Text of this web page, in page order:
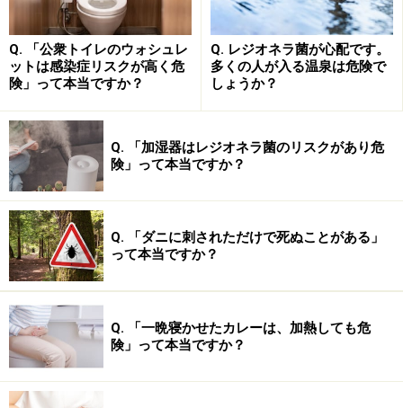
長く続く高熱から微熱まで様々な発熱
吐き気
です。リンパ節腫脹は主にネコにひっかかれた部分に近
いリンパ節です。手なら脇のあるリンパ節、足なら足の
付け根、鼠径部です。猫に引っかかれて傷になった部分
は3～10日で盛り上がった湿疹である丘疹、水をもった
水疱になったり、化膿することがあります。
これらの症状、特にリンパ節の腫れや痛みは数週間から
数カ月と長く続きます。適切に診断を受けた上で、治療
することが望ましいです。免疫不全のある人の場合、重
症化するリスクもあります。
Q. 「公衆トイレのウォシュレ
ットは感染症リスクが高く危
険」って本当ですか？
Q. レジオネラ菌が心配です。
多くの人が入る温泉は危険で
しょうか？
Q. 「加湿器はレジオネラ菌のリスクがあり危
険」って本当ですか？
Q. 「ダニに刺されただけで死ぬことがある」
って本当ですか？
Q. 「一晩寝かせたカレーは、加熱しても危
険」って本当ですか？